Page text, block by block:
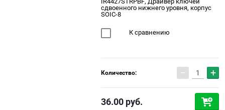
сдвоенного нижнего уровня, корпус
SOIC-8
К сравнению
Количество: − +
36.00 руб.